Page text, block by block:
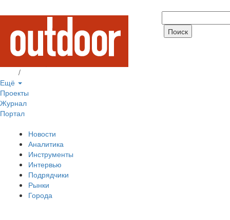
/
Ещё
Проекты
Журнал
Портал
Новости
Аналитика
Инструменты
Интервью
Подрядчики
Рынки
Города